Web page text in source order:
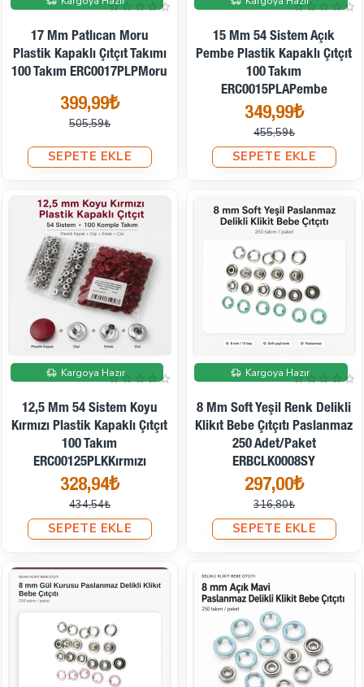
17 Mm Patlıcan Moru
Plastik Kapaklı Çıtçıt Takımı
100 Takım ERC0017PLPMoru
399,99₺
505,59₺
SEPETE EKLE
15 Mm 54 Sistem Açık
Pembe Plastik Kapaklı Çıtçıt
100 Takım
ERC0015PLAPembe
349,99₺
455,59₺
SEPETE EKLE
İndirimde
Kargoya Hazır
12,5 Mm 54 Sistem Koyu
Kırmızı Plastik Kapaklı Çıtçıt
100 Takım
ERC00125PLKKırmızı
328,94₺
434,54₺
SEPETE EKLE
İndirimde
Kargoya Hazır
8 Mm Soft Yeşil Renk Delikli
Klikıt Bebe Çıtçıtı Paslanmaz
250 Adet/Paket
ERBCLK0008SY
297,00₺
316,80₺
SEPETE EKLE